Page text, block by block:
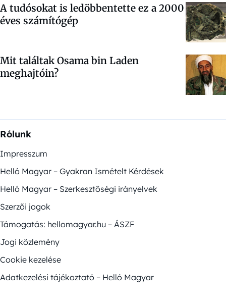
A tudósokat is ledöbbentette ez a 2000
éves számítógép
Mit találtak Osama bin Laden
meghajtóin?
Rólunk
Impresszum
Helló Magyar – Gyakran Ismételt Kérdések
Helló Magyar – Szerkesztőségi irányelvek
Szerzői jogok
Támogatás: hellomagyar.hu – ÁSZF
Jogi közlemény
Cookie kezelése
Adatkezelési tájékoztató – Helló Magyar